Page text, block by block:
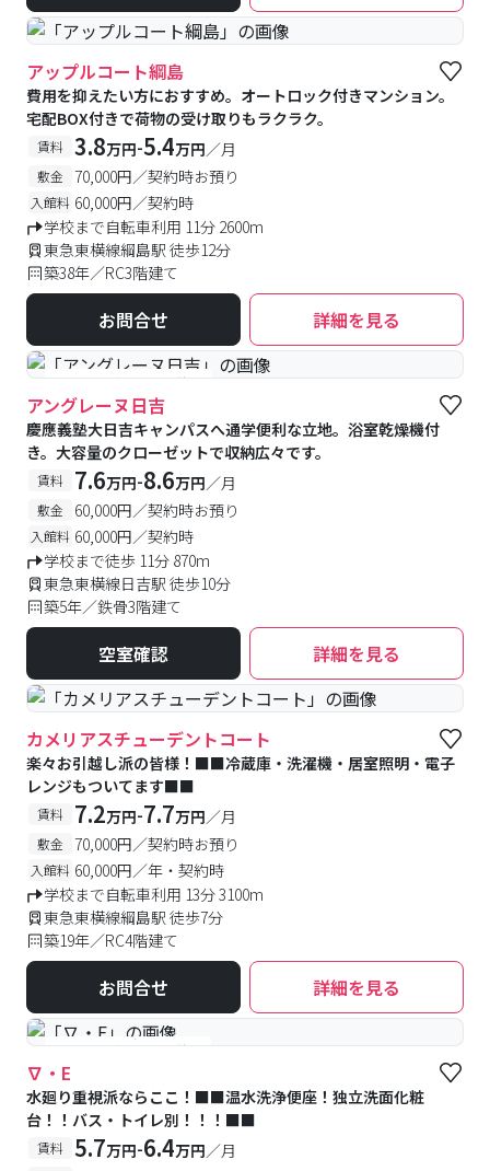
アップルコート綱島
費用を抑えたい方におすすめ。オートロック付きマンション。
宅配BOX付きで荷物の受け取りもラクラク。
賃料 3.8万円-5.4万円／月
敷金 70,000円／契約時お預り
入館料 60,000円／契約時
学校まで自転車利用 11分 2600m
東急東横線綱島駅 徒歩12分
築38年／RC3階建て
お問合せ 詳細を見る
#予約受付中 #空室待ち
アングレーヌ日吉
慶應義塾大日吉キャンパスへ通学便利な立地。浴室乾燥機付
き。大容量のクローゼットで収納広々です。
賃料 7.6万円-8.6万円／月
敷金 60,000円／契約時お預り
入館料 60,000円／契約時
学校まで徒歩 11分 870m
東急東横線日吉駅 徒歩10分
築5年／鉄骨3階建て
空室確認 詳細を見る
カメリアスチューデントコート
楽々お引越し派の皆様！■■冷蔵庫・洗濯機・居室照明・電子
レンジもついてます■■
賃料 7.2万円-7.7万円／月
敷金 70,000円／契約時お預り
入館料 60,000円／年・契約時
学校まで自転車利用 13分 3100m
東急東横線綱島駅 徒歩7分
築19年／RC4階建て
お問合せ 詳細を見る
#予約受付中 #空室待ち
∇・E
水廻り重視派ならここ！■■温水洗浄便座！独立洗面化粧
台！！バス・トイレ別！！！■■
賃料 5.7万円-6.4万円／月